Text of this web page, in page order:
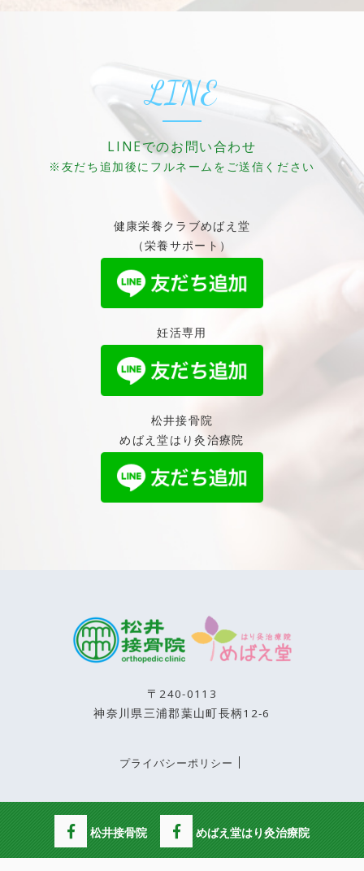
LINE
LINEでのお問い合わせ
※友だち追加後にフルネームをご送信ください
健康栄養クラブめばえ堂
（栄養サポート）
妊活専用
松井接骨院
めばえ堂はり灸治療院
〒240-0113
神奈川県三浦郡葉山町長柄12-6
プライバシーポリシー
松井接骨院 めばえ堂はり灸治療院